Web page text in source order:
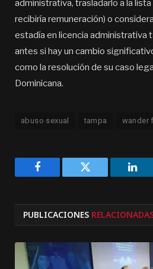
administrativa, trasladarlo a la
recibiría remuneración) o
estadía en licencia administrativa
antes si hay un cambio
como la resolución de su caso
Dominicana.
abuso sexual tampa wander
Facebook Twitter
PUBLICACIONES